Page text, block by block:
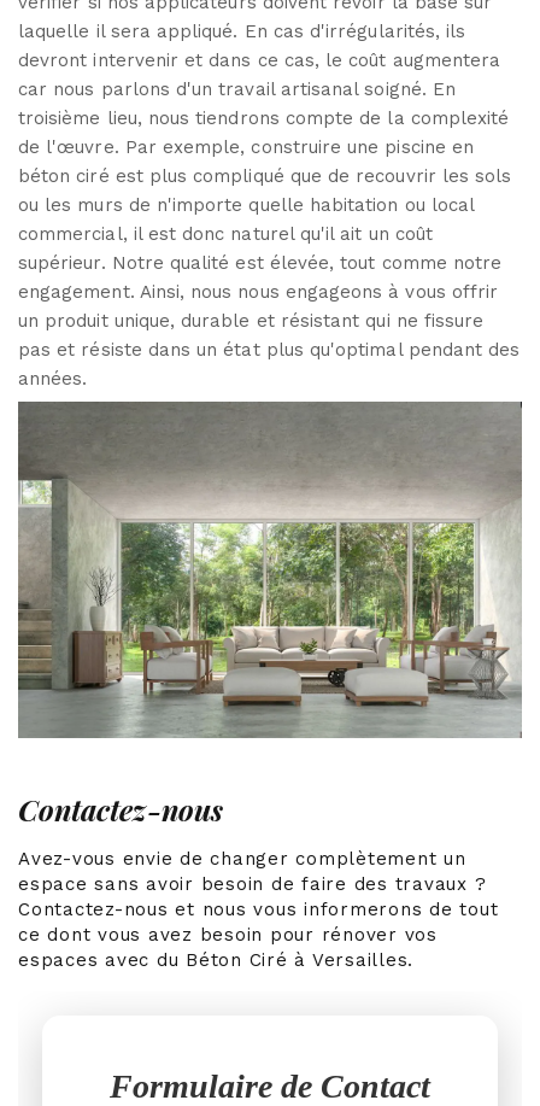
laquelle il sera appliqué. En cas d'irrégularités, ils
devront intervenir et dans ce cas, le coût augmentera
car nous parlons d'un travail artisanal soigné. En
troisième lieu, nous tiendrons compte de la complexité
de l'œuvre. Par exemple, construire une piscine en
béton ciré est plus compliqué que de recouvrir les sols
ou les murs de n'importe quelle habitation ou local
commercial, il est donc naturel qu'il ait un coût
supérieur. Notre qualité est élevée, tout comme notre
engagement. Ainsi, nous nous engageons à vous offrir
un produit unique, durable et résistant qui ne fissure
pas et résiste dans un état plus qu'optimal pendant des
années.
Contactez-nous
Avez-vous envie de changer complètement un
espace sans avoir besoin de faire des travaux ?
Contactez-nous et nous vous informerons de tout
ce dont vous avez besoin pour rénover vos
espaces avec du Béton Ciré à Versailles.